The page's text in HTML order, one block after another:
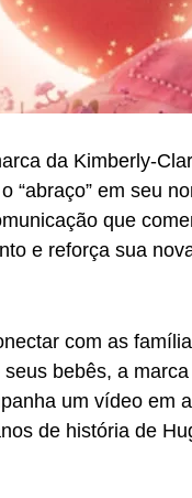
da Kimberly-
“abraço” em seu
que
e reforça sua
com as
bebês, a
um vídeo em
de história de